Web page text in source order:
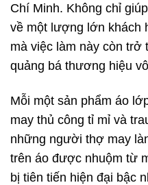
Chí Minh. Không chỉ
về một lượng lớn khách
mà việc làm này còn
quảng bá thương hiệu
Mỗi một sản phẩm áo
may thủ công tỉ mỉ và
những người thợ may
trên áo được nhuộm từ
bị tiên tiến hiện đại bậc